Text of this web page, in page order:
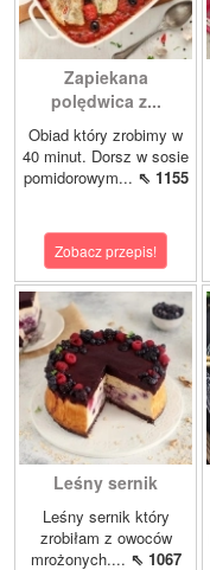
Zapiekana
polędwica z...
Obiad który zrobimy w
40 minut. Dorsz w sosie
pomidorowym... ⇖ 1155
Zobacz przepis!
Leśny sernik
Leśny sernik który
zrobiłam z owoców
mrożonych.... ⇖ 1067